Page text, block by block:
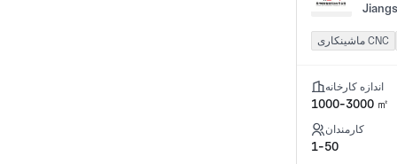
ماشینکاری CNC
اندازه کارخانه
1000-3000 ㎡
کارمندان
1-50